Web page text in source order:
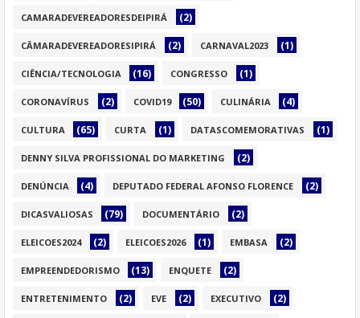
CAMARADEVEREADORESDEIPIRÁ (2)
CÂMARADEVEREADORESIPIRÁ (2) CARNAVAL2023 (1)
CIÊNCIA/TECNOLOGIA (16) CONGRESSO (1)
CORONAVÍRUS (2) COVID19 (50) CULINÁRIA (4)
CULTURA (65) CURTA (1) DATASCOMEMORATIVAS (1)
DENNY SILVA PROFISSIONAL DO MARKETING (2)
DENÚNCIA (4) DEPUTADO FEDERAL AFONSO FLORENCE (2)
DICASVALIOSAS (79) DOCUMENTÁRIO (2)
ELEICOES2024 (2) ELEICOES2026 (1) EMBASA (2)
EMPREENDEDORISMO (13) ENQUETE (2)
ENTRETENIMENTO (2) EVE (2) EXECUTIVO (2)